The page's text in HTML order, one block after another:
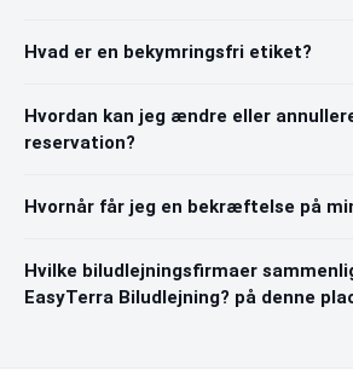
Hvad er en bekymringsfri etiket?
Hvordan kan jeg ændre eller
reservation?
Hvornår får jeg en bekræftelse på
Hvilke biludlejningsfirmaer
EasyTerra Biludlejning? på denne